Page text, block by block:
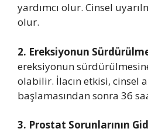
yardımcı olur. Cinsel
olur.
2. Ereksiyonun
ereksiyonun
olabilir. İlacın etkisi, cinsel
başlamasından sonra 36
3. Prostat Sorunlarının